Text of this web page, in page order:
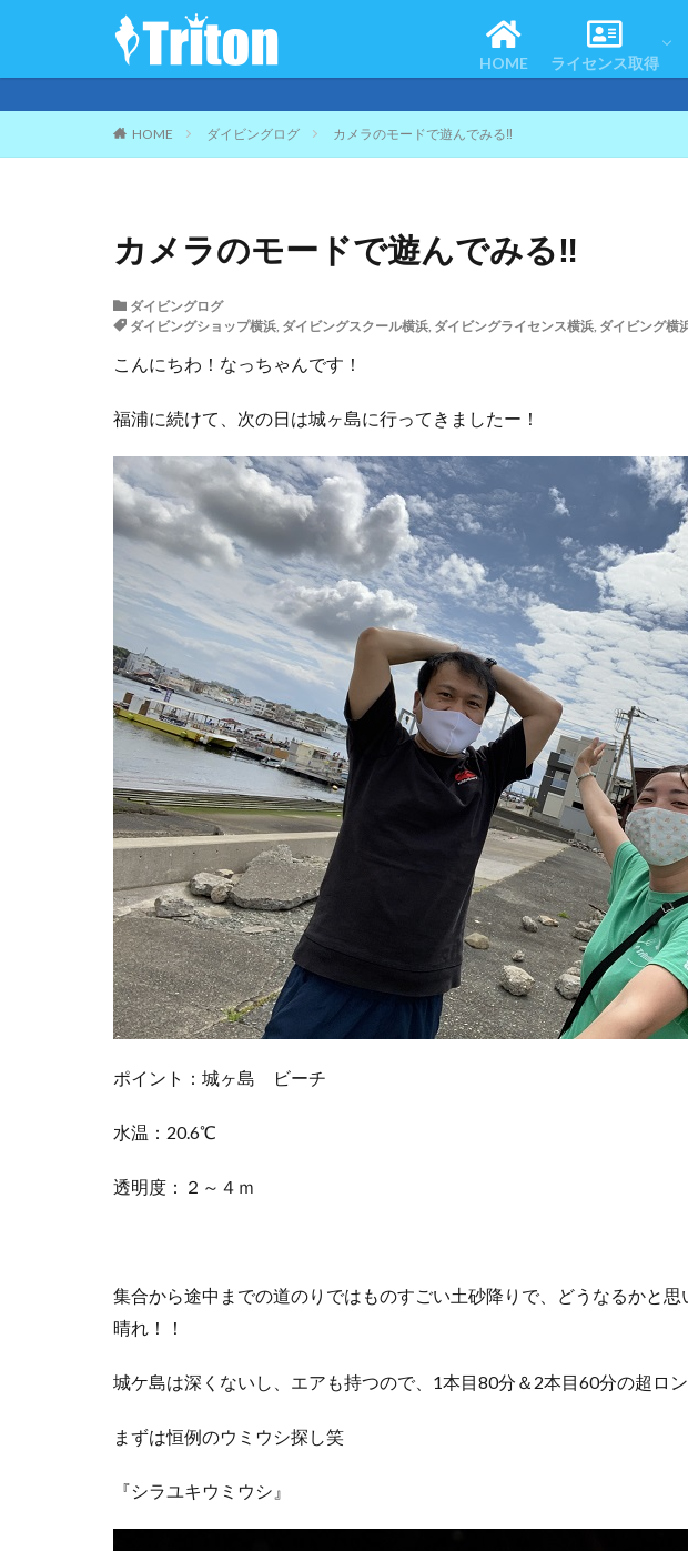
HOME ライセンス取得
スノーケリング
ご来店は要予約
HOME ダイビングログ カメラのモードで遊んでみる‼
カメラのモードで遊んでみる‼
ダイビングログ
ダイビングショップ横浜, ダイビングスクール横浜, ダイビングライセンス横浜, ダイビング横
こんにちわ！なっちゃんです！
福浦に続けて、次の日は城ヶ島に行ってきましたー！
ポイント：城ヶ島 ビーチ
水温：20.6℃
透明度：２～４ｍ
集合から途中までの道のりではものすごい土砂降りで、どうなるかと
晴れ！！
城ケ島は深くないし、エアも持つので、1本目80分＆2本目60分の超ロ
まずは恒例のウミウシ探し笑
『シラユキウミウシ』
コースの流れ
よくある質問
お客様の声
体験ダイビング
スノーケリング
認定者一覧